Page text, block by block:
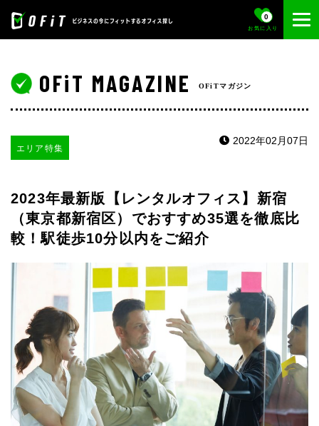
お気に入り
0
OFiT MAGAZINE OFiTマガジン
エリア特集
2022年02月07日
2023年最新版【レンタルオフィス】新宿
（東京都新宿区）でおすすめ35選を徹底比
較！駅徒歩10分以内をご紹介